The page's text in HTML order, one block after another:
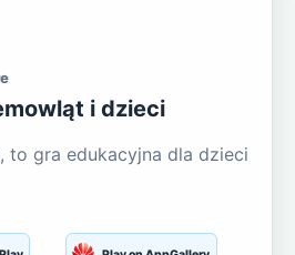
i dzieci
to gra edukacyjna dla dzieci